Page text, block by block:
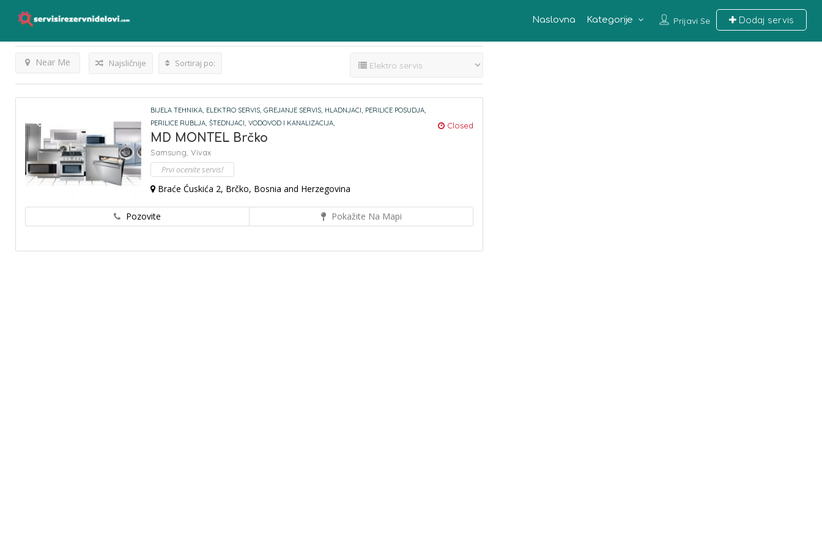
Prijavi Se Dodaj servis
Naslovna Kategorije
Rezultati ZaElektro Servis
Near Me Najsličnije Sortiraj po:
BIJELA TEHNIKA, ELEKTRO SERVIS, GREJANJE SERVIS, HLADNJACI, PERILICE POSUDJA,
PERILICE RUBLJA, ŠTEDNJACI, VODOVOD I KANALIZACIJA, Closed
MD MONTEL Brčko
Samsung, Vivax
Prvi ocenite servis!
Braće Ćuskića 2, Brčko, Bosnia and Herzegovina
Pozovite Pokažite Na Mapi